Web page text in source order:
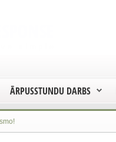
ĀRPUSSTUNDU DARBS